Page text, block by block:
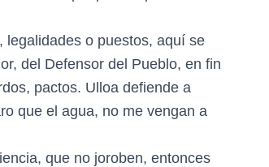
legalidades o puestos, aquí se
del Defensor del Pueblo, en fin
pactos. Ulloa defiende a
que el agua, no me vengan a
que no joroben, entonces